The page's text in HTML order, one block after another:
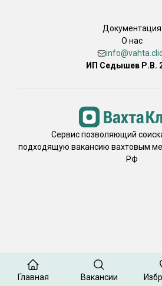
Документация
О нас
ИП Седышев Р.В.
Сервис позволяющий
подходящую вакансию вахтовым
РФ
Главная Вакансии